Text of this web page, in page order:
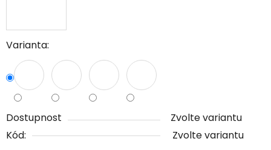
Varianta:
Dostupnost
Zvolte variantu
Kód:
Zvolte variantu